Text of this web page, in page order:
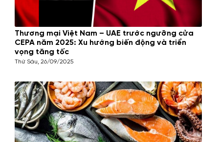
Thương mại Việt Nam – UAE trước ngưỡng cửa
CEPA năm 2025: Xu hướng biến động và triển
vọng tăng tốc
Thứ Sáu, 26/09/2025